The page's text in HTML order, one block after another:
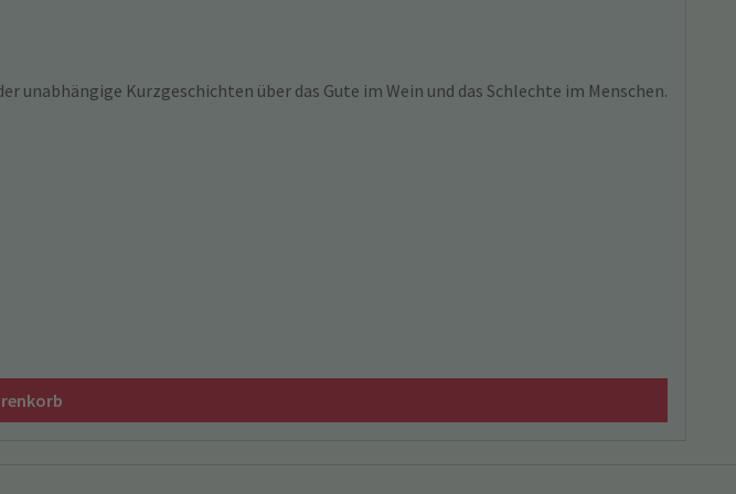
Kurzgeschichten über das Gute im Wein und das Schlechte im Menschen.